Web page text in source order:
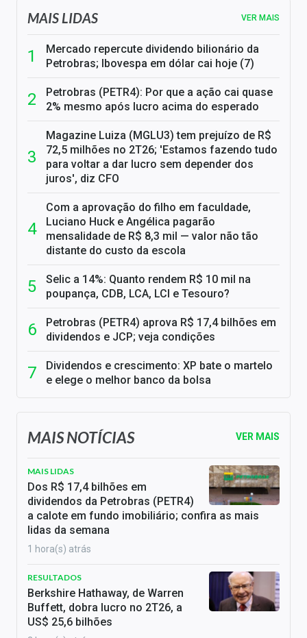
MAIS LIDAS VER MAIS
Mercado repercute dividendo bilionário da
Petrobras; Ibovespa em dólar cai hoje (7)
Petrobras (PETR4): Por que a ação cai quase
2% mesmo após lucro acima do esperado
Magazine Luiza (MGLU3) tem prejuízo de R$
72,5 milhões no 2T26; 'Estamos fazendo tudo
para voltar a dar lucro sem depender dos
juros', diz CFO
Com a aprovação do filho em faculdade,
Luciano Huck e Angélica pagarão
mensalidade de R$ 8,3 mil — valor não tão
distante do custo da escola
Selic a 14%: Quanto rendem R$ 10 mil na
poupança, CDB, LCA, LCI e Tesouro?
Petrobras (PETR4) aprova R$ 17,4 bilhões em
dividendos e JCP; veja condições
Dividendos e crescimento: XP bate o martelo
e elege o melhor banco da bolsa
MAIS NOTÍCIAS VER MAIS
MAIS LIDAS
Dos R$ 17,4 bilhões em
dividendos da Petrobras (PETR4)
a calote em fundo imobiliário; confira as mais
lidas da semana
1 hora(s) atrás
RESULTADOS
Berkshire Hathaway, de Warren
Buffett, dobra lucro no 2T26, a
US$ 25,6 bilhões